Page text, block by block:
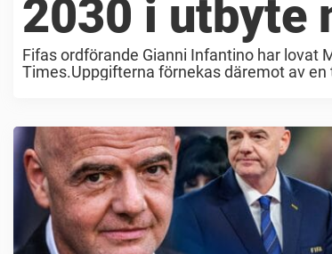
2030 i utbyte
Fifas ordförande Gianni Infantino har lovat
Times.Uppgifterna förnekas däremot av